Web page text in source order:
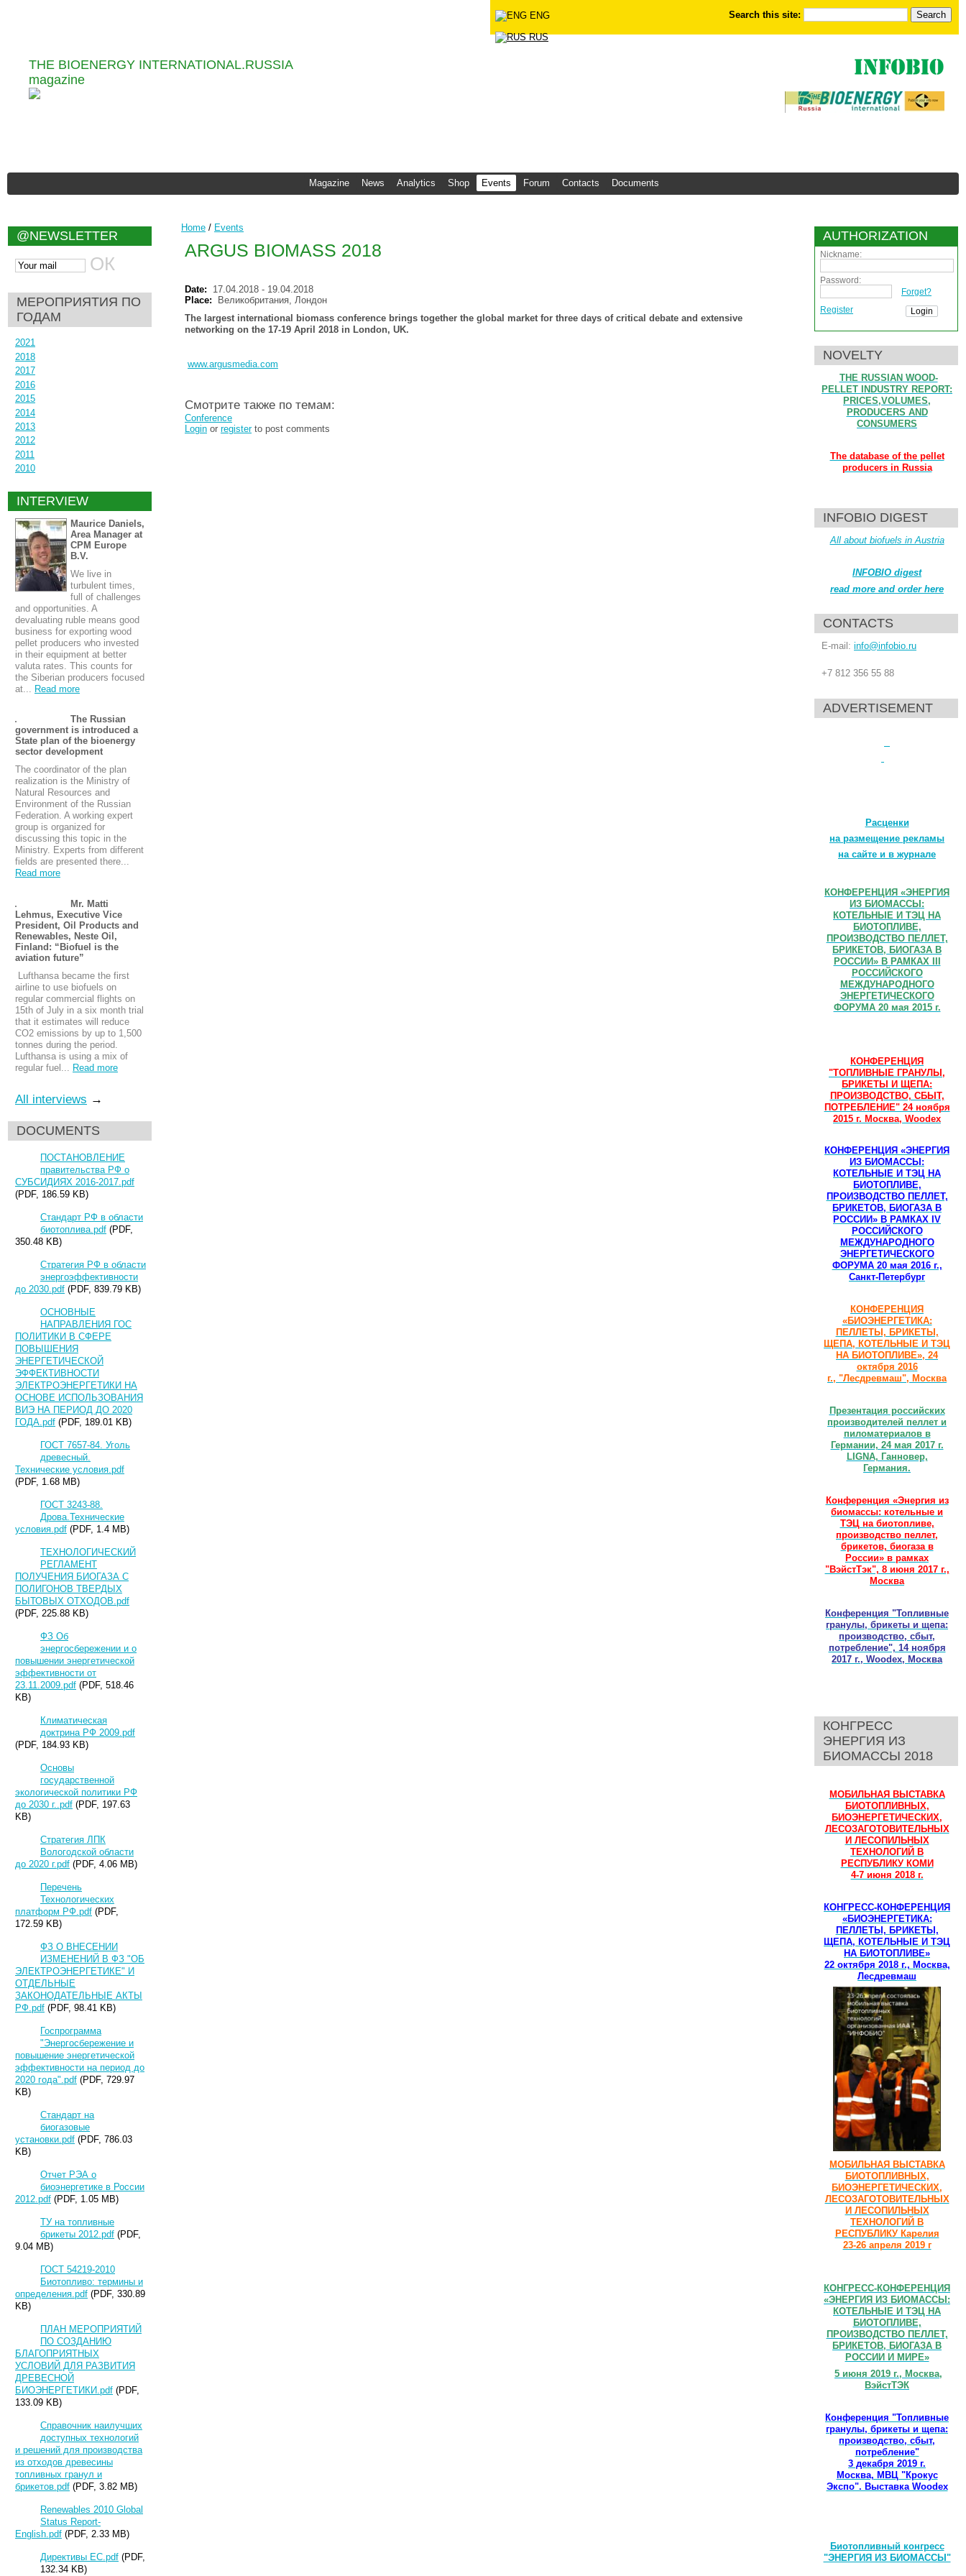
ENG
RUS
Search this site:
Information and Analytical Agency "Infobio"
THE BIOENERGY INTERNATIONAL.RUSSIA
magazine
Magazine News Analytics Shop Events Forum Contacts Documents
@NEWSLETTER
МЕРОПРИЯТИЯ ПО
ГОДАМ
2021
2018
2017
2016
2015
2014
2013
2012
2011
2010
INTERVIEW
Maurice Daniels,
Area Manager at
CPM Europe
B.V.
We live in
turbulent times,
full of challenges
and opportunities. A
devaluating ruble means good
business for exporting wood
pellet producers who invested
in their equipment at better
valuta rates. This counts for
the Siberian producers focused
at...
Read more
The Russian
government is introduced a
State plan of the bioenergy
sector development
The coordinator of the plan
realization is the Ministry of
Natural Resources and
Environment of the Russian
Federation. A working expert
group is organized for
discussing this topic in the
Ministry. Experts from different
fields are presented there...
Read more
Mr. Matti
Lehmus, Executive Vice
President, Oil Products and
Renewables, Neste Oil,
Finland: “Biofuel is the
aviation future”
Lufthansa became the first
airline to use biofuels on
regular commercial flights on
15th of July in a six month trial
that it estimates will reduce
CO2 emissions by up to 1,500
tonnes during the period.
Lufthansa is using a mix of
regular fuel... Read more
All interviews →
DOCUMENTS
ПОСТАНОВЛЕНИЕ
правительства РФ о
СУБСИДИЯХ 2016-2017.pdf
(PDF, 186.59 KB)
Стандарт РФ в области
биотоплива.pdf (PDF,
350.48 KB)
Стратегия РФ в области
энергоэффективности
до 2030.pdf (PDF, 839.79 KB)
ОСНОВНЫЕ
НАПРАВЛЕНИЯ ГОС
ПОЛИТИКИ В СФЕРЕ
ПОВЫШЕНИЯ
ЭНЕРГЕТИЧЕСКОЙ
ЭФФЕКТИВНОСТИ
ЭЛЕКТРОЭНЕРГЕТИКИ НА
ОСНОВЕ ИСПОЛЬЗОВАНИЯ
ВИЭ НА ПЕРИОД ДО 2020
ГОДА.pdf (PDF, 189.01 KB)
ГОСТ 7657-84. Уголь
древесный.
Технические условия.pdf
(PDF, 1.68 MB)
ГОСТ 3243-88.
Дрова.Технические
условия.pdf (PDF, 1.4 MB)
ТЕХНОЛОГИЧЕСКИЙ
РЕГЛАМЕНТ
ПОЛУЧЕНИЯ БИОГАЗА С
ПОЛИГОНОВ ТВЕРДЫХ
БЫТОВЫХ ОТХОДОВ.pdf
(PDF, 225.88 KB)
ФЗ Об
энергосбережении и о
повышении энергетической
эффективности от
23.11.2009.pdf (PDF, 518.46
KB)
Климатическая
доктрина РФ 2009.pdf
(PDF, 184.93 KB)
Основы
государственной
экологической политики РФ
до 2030 г..pdf (PDF, 197.63
KB)
Стратегия ЛПК
Вологодской области
до 2020 г.pdf (PDF, 4.06 MB)
Перечень
Технологических
платформ РФ.pdf (PDF,
172.59 KB)
ФЗ О ВНЕСЕНИИ
ИЗМЕНЕНИЙ В ФЗ "ОБ
ЭЛЕКТРОЭНЕРГЕТИКЕ" И
ОТДЕЛЬНЫЕ
ЗАКОНОДАТЕЛЬНЫЕ АКТЫ
РФ.pdf (PDF, 98.41 KB)
Госпрограмма
"Энергосбережение и
повышение энергетической
эффективности на период до
2020 года".pdf (PDF, 729.97
KB)
Стандарт на
биогазовые
установки.pdf (PDF, 786.03
KB)
Отчет РЭА о
биоэнергетике в России
2012.pdf (PDF, 1.05 MB)
ТУ на топливные
брикеты 2012.pdf (PDF,
9.04 MB)
ГОСТ 54219-2010
Биотопливо: термины и
определения.pdf (PDF, 330.89
KB)
ПЛАН МЕРОПРИЯТИЙ
ПО СОЗДАНИЮ
БЛАГОПРИЯТНЫХ
УСЛОВИЙ ДЛЯ РАЗВИТИЯ
ДРЕВЕСНОЙ
БИОЭНЕРГЕТИКИ.pdf (PDF,
133.09 KB)
Справочник наилучших
доступных технологий
и решений для производства
из отходов древесины
топливных гранул и
брикетов.pdf (PDF, 3.82 MB)
Renewables 2010 Global
Status Report-
English.pdf (PDF, 2.33 MB)
Директивы ЕС.pdf (PDF,
132.34 KB)
Home / Events
ARGUS BIOMASS 2018
Date: 17.04.2018 - 19.04.2018
Place:
Великобритания, Лондон
The largest international biomass conference brings together the global market for three days of critical debate and extensive
networking on the 17-19 April 2018 in London, UK.
www.argusmedia.com
Смотрите также по темам:
Conference
Login or registerto post comments
AUTHORIZATION
Nickname:
Password:
Forget?
Register
NOVELTY
THE RUSSIAN WOOD-
PELLET INDUSTRY REPORT:
PRICES,VOLUMES,
PRODUCERS AND
CONSUMERS
The database of the pellet
producers in Russia
INFOBIO DIGEST
All about biofuels in Austria
INFOBIO digest
read more and order here
CONTACTS
E-mail: info@infobio.ru
+7 812 356 55 88
ADVERTISEMENT
Расценки
на размещение рекламы
на сайте и в журнале
КОНФЕРЕНЦИЯ «ЭНЕРГИЯ
ИЗ БИОМАССЫ:
КОТЕЛЬНЫЕ И ТЭЦ НА
БИОТОПЛИВЕ,
ПРОИЗВОДСТВО ПЕЛЛЕТ,
БРИКЕТОВ, БИОГАЗА В
РОССИИ» В РАМКАХ III
РОССИЙСКОГО
МЕЖДУНАРОДНОГО
ЭНЕРГЕТИЧЕСКОГО
ФОРУМА 20 мая 2015 г.
КОНФЕРЕНЦИЯ
"ТОПЛИВНЫЕ ГРАНУЛЫ,
БРИКЕТЫ И ЩЕПА:
ПРОИЗВОДСТВО, СБЫТ,
ПОТРЕБЛЕНИЕ" 24 ноября
2015 г. Москва, Woodex
КОНФЕРЕНЦИЯ «ЭНЕРГИЯ
ИЗ БИОМАССЫ:
КОТЕЛЬНЫЕ И ТЭЦ НА
БИОТОПЛИВЕ,
ПРОИЗВОДСТВО ПЕЛЛЕТ,
БРИКЕТОВ, БИОГАЗА В
РОССИИ» В РАМКАХ IV
РОССИЙСКОГО
МЕЖДУНАРОДНОГО
ЭНЕРГЕТИЧЕСКОГО
ФОРУМА 20 мая 2016 г.,
Санкт-Петербург
КОНФЕРЕНЦИЯ
«БИОЭНЕРГЕТИКА:
ПЕЛЛЕТЫ, БРИКЕТЫ,
ЩЕПА, КОТЕЛЬНЫЕ И ТЭЦ
НА БИОТОПЛИВЕ», 24
октября 2016
г., "Лесдревмаш", Москва
Презентация российских
производителей пеллет и
пиломатериалов в
Германии, 24 мая 2017 г.
LIGNA, Ганновер,
Германия.
Конференция «Энергия из
биомассы: котельные и
ТЭЦ на биотопливе,
производство пеллет,
брикетов, биогаза в
России» в рамках
"ВэйстТэк", 8 июня 2017 г.,
Москва
Конференция "Топливные
гранулы, брикеты и щепа:
производство, сбыт,
потребление", 14 ноября
2017 г., Woodex, Москва
КОНГРЕСС
ЭНЕРГИЯ ИЗ
БИОМАССЫ 2018
МОБИЛЬНАЯ ВЫСТАВКА
БИОТОПЛИВНЫХ,
БИОЭНЕРГЕТИЧЕСКИХ,
ЛЕСОЗАГОТОВИТЕЛЬНЫХ
И ЛЕСОПИЛЬНЫХ
ТЕХНОЛОГИЙ В
РЕСПУБЛИКУ КОМИ
4-7 июня 2018 г.
КОНГРЕСС-КОНФЕРЕНЦИЯ
«БИОЭНЕРГЕТИКА:
ПЕЛЛЕТЫ, БРИКЕТЫ,
ЩЕПА, КОТЕЛЬНЫЕ И ТЭЦ
НА БИОТОПЛИВЕ»
22 октября 2018 г., Москва,
Лесдревмаш
МОБИЛЬНАЯ ВЫСТАВКА
БИОТОПЛИВНЫХ,
БИОЭНЕРГЕТИЧЕСКИХ,
ЛЕСОЗАГОТОВИТЕЛЬНЫХ
И ЛЕСОПИЛЬНЫХ
ТЕХНОЛОГИЙ В
РЕСПУБЛИКУ Карелия
23-26 апреля 2019 г
КОНГРЕСС-КОНФЕРЕНЦИЯ
«ЭНЕРГИЯ ИЗ БИОМАССЫ:
КОТЕЛЬНЫЕ И ТЭЦ НА
БИОТОПЛИВЕ,
ПРОИЗВОДСТВО ПЕЛЛЕТ,
БРИКЕТОВ, БИОГАЗА В
РОССИИ И МИРЕ»
5 июня 2019 г., Москва,
ВэйстТЭК
Конференция "Топливные
гранулы, брикеты и щепа:
производство, сбыт,
потребление"
3 декабря 2019 г.
Москва, МВЦ "Крокус
Экспо". Выставка Woodex
Биотопливный конгресс
"ЭНЕРГИЯ ИЗ БИОМАССЫ"